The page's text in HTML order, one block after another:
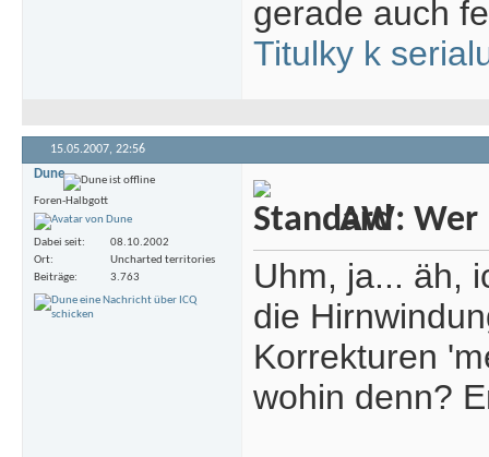
gerade auch
Titulky k
15.05.2007, 22:56
Dune
Foren-Halbgott
Dabei seit
08.10.2002
Ort
Uncharted territories
Beiträge
3.763
AW: Wer
Uhm, ja... äh,
die
Korrekturen
wohin denn?